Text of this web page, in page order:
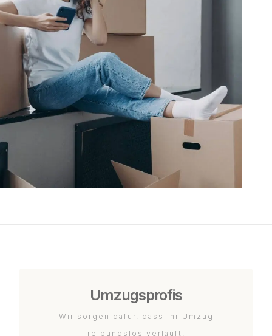
Umzugsprofis
Wir sorgen dafür, dass Ihr Umzug
reibungslos verläuft.